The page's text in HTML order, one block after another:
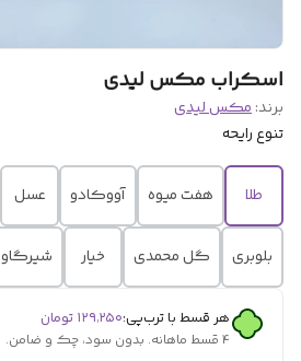
اسکراب مکس لیدی
برند:مکس لیدی
تنوع رایحه
طلا هفت میوه آووکادو عسل
بلوبری گل محمدی خیار شیرگاو
هر قسط با ترب‌پی:۱۲۹٬۲۵۰ تومان
۴ قسط ماهانه. بدون سود، چک و ضامن.